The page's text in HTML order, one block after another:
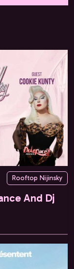
Rooftop Nijinsky
And Dj